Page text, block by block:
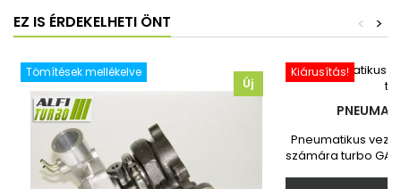
EZ IS ÉRDEKELHETI ÖNT >
<
Tömítések mellékelve
Új
Kiárusítás!
Pneumatikus
számára turbo